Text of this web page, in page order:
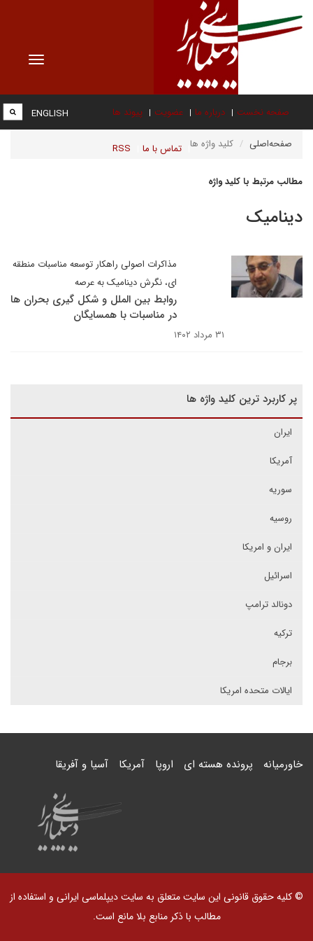
Toggle
صفحه نخست درباره ما عضویت پیوند ها
تماس با ما RSS
ENGLISH
صفحه‌اصلی کلید واژه ها
مطالب مرتبط با کلید واژه
دینامیک
مذاکرات اصولی راهکار توسعه مناسبات منطقه
ای، نگرش دینامیک به عرصه
روابط بین الملل و شکل گیری بحران ها
در مناسبات با همسایگان
۳۱ مرداد ۱۴۰۲
پر کاربرد ترین کلید واژه ها
ایران
آمریکا
سوریه
روسیه
ایران و امریکا
اسرائیل
دونالد ترامپ
ترکیه
برجام
ایالات متحده امریکا
خاورمیانه پرونده هسته ای اروپا آمریکا آسیا و آفریقا
© کلیه حقوق قانونی این سایت متعلق به سایت دیپلماسی ایرانی و استفاده از
مطالب با ذکر منابع بلا مانع است.